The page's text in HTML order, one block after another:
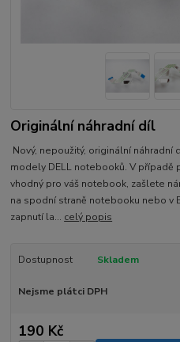
Originální náhradní díl
Nový, nepoužitý, originální
modely DELL notebooků. V
vhodný pro váš notebook, zašlete
na spodní straně notebooku nebo v
zapnutí la... celý popis
Dostupnost Skladem
Nejsme plátci DPH
190 Kč